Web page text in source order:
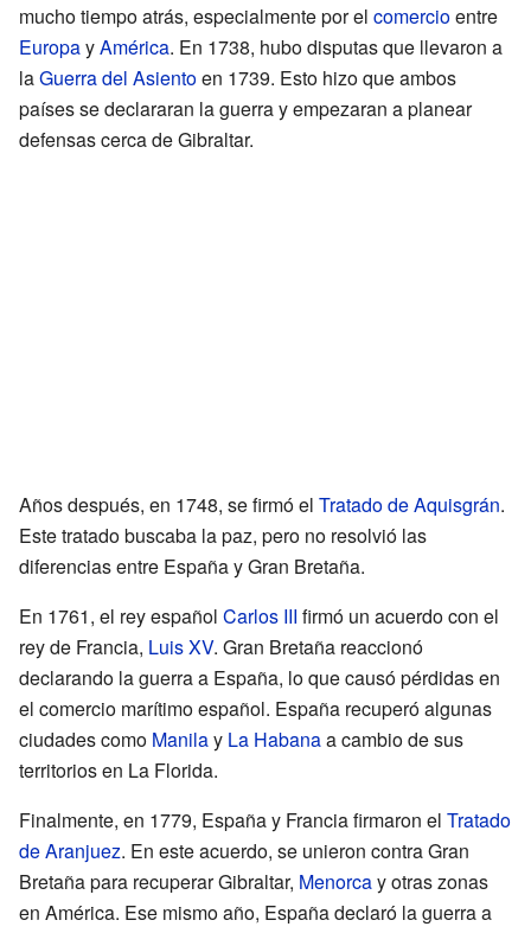
mucho tiempo atrás, especialmente por el comercioentre
EuropayAmérica. En 1738, hubo disputas que llevaron a
laGuerra del Asientoen 1739. Esto hizo que ambos
países se declararan la guerra y empezaran a planear
defensas cerca de Gibraltar.
Años después, en 1748, se firmó el Tratado de Aquisgrán.
Este tratado buscaba la paz, pero no resolvió las
diferencias entre España y Gran Bretaña.
En 1761, el rey español Carlos III firmó un acuerdo con el
rey de Francia, Luis XV. Gran Bretaña reaccionó
declarando la guerra a España, lo que causó pérdidas en
el comercio marítimo español. España recuperó algunas
ciudades como Manilay La Habanaa cambio de sus
territorios en La Florida.
Finalmente, en 1779, España y Francia firmaron el Tratado
de Aranjuez. En este acuerdo, se unieron contra Gran
Bretaña para recuperar Gibraltar, Menorcay otras zonas
en América. Ese mismo año, España declaró la guerra a